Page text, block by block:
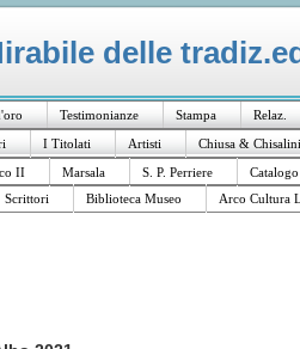
delle
Testimonianze Stampa Relaz.
I Titolati Artisti Chiusa & Chisalini
II
Marsala S. P. Perriere
Scrittori Biblioteca Museo Arco Cultura